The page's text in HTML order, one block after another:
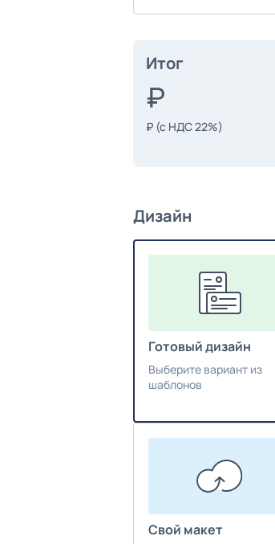
Итог
₽ (с НДС 22%)
Дизайн
Готовый дизайн
Выберите вариант из
шаблонов
Свой макет